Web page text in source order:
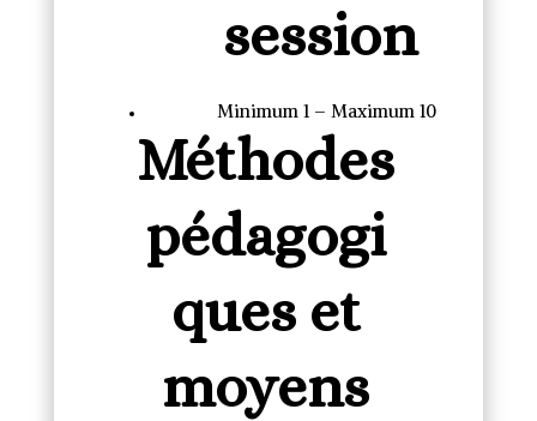
session
Minimum 1 – Maximum 10
Méthodes
pédagogi
ques et
moyens